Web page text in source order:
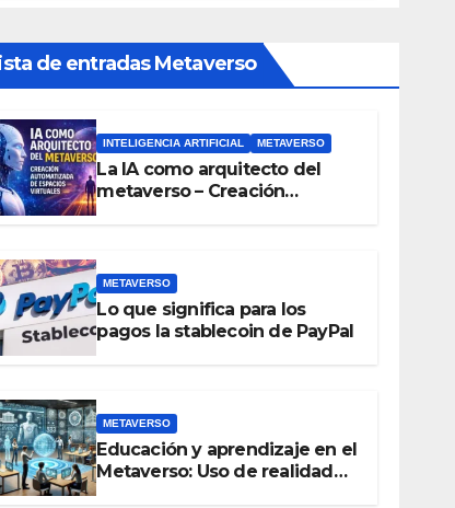
de entradas Metaverso
INTELIGENCIA ARTIFICIAL METAVERSO
La IA como arquitecto del
metaverso – Creación
METAVERSO
Lo que significa para los
pagos la stablecoin de PayPal
METAVERSO
Educación y aprendizaje en el
Metaverso: Uso de realidad